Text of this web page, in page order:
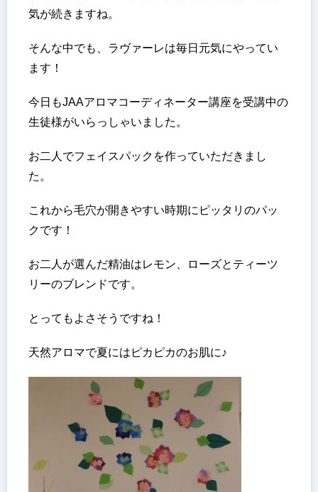
気が続きますね。
そんな中でも、ラヴァーレは毎日元気にやってい
ます！
今日もJAAアロマコーディネーター講座を受講中の
生徒様がいらっしゃいました。
お二人でフェイスパックを作っていただきまし
た。
これから毛穴が開きやすい時期にピッタリのパッ
クです！
お二人が選んだ精油はレモン、ローズとティーツ
リーのブレンドです。
とってもよさそうですね！
天然アロマで夏にはピカピカのお肌に♪